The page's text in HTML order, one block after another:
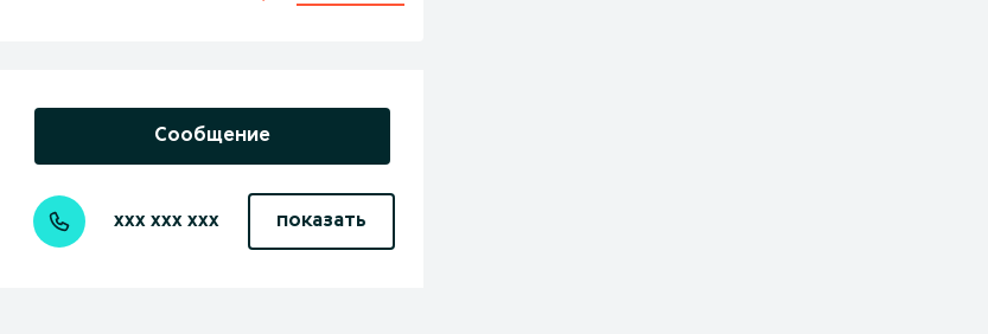
Сообщение
xxx xxx xxx показать